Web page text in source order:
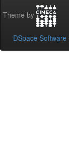
Theme by
DSpace Software